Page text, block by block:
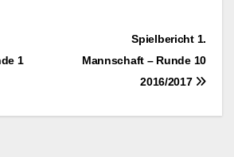
Spielbericht 1.
Mannschaft – Runde 10
2016/2017
1